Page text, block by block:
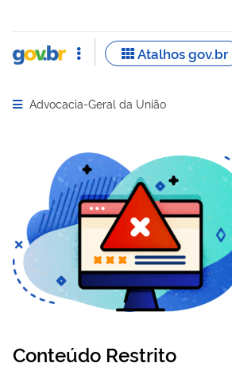
Abrir menu principal de navegação
Advocacia-Geral da União
Conteúdo Restrito